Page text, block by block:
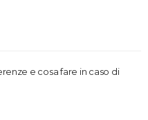
e cosa fare in caso di